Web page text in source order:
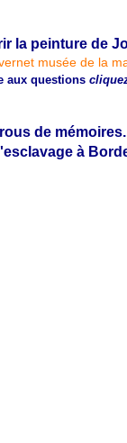
la peinture de
aux questions
de
à